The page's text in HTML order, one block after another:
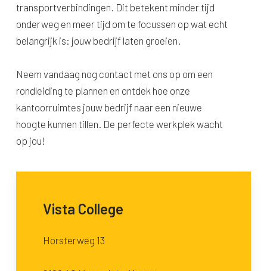
transportverbindingen. Dit betekent minder tijd
onderweg en meer tijd om te focussen op wat echt
belangrijk is: jouw bedrijf laten groeien.
Neem vandaag nog contact met ons op om een
rondleiding te plannen en ontdek hoe onze
kantoorruimtes jouw bedrijf naar een nieuwe
hoogte kunnen tillen. De perfecte werkplek wacht
op jou!
Vista College
Horsterweg 13